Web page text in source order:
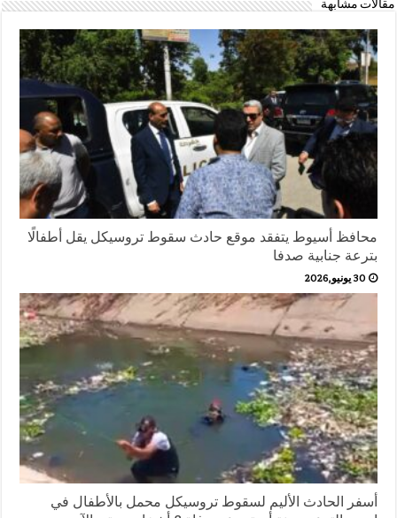
مقالات مشابهة
محافظ أسيوط يتفقد موقع حادث سقوط تروسيكل يقل أطفالًا
بترعة جنابية صدفا
30 يونيو,2026
أسفر الحادث الأليم لسقوط تروسيكل محمل بالأطفال في